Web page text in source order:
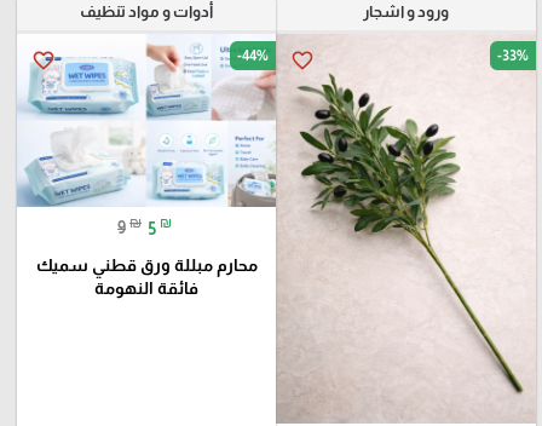
ورود و اشجار
favorite_border -33%
أدوات و مواد تنظيف
favorite_border -44%
9 ₪ 5 ₪
محارم مبللة ورق قطني سميك
فائقة النهومة